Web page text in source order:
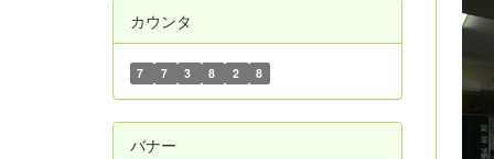
カウンタ
7 7 3 8 2 8
バナー